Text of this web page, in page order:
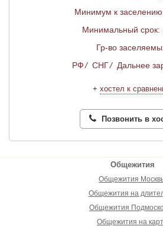
Минимум к
Минимальный срок:
Гр-во
РФ/ СНГ/ Дальнее
+ хостел к
Позвонить в
Общежития
Общежития
Общежития на
Общежития
Общежития на